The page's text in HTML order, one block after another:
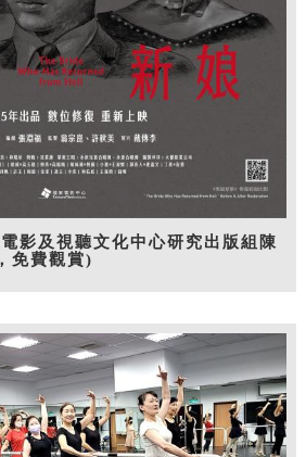
影及視聽文化中心研究出版組陳
免費觀賞)